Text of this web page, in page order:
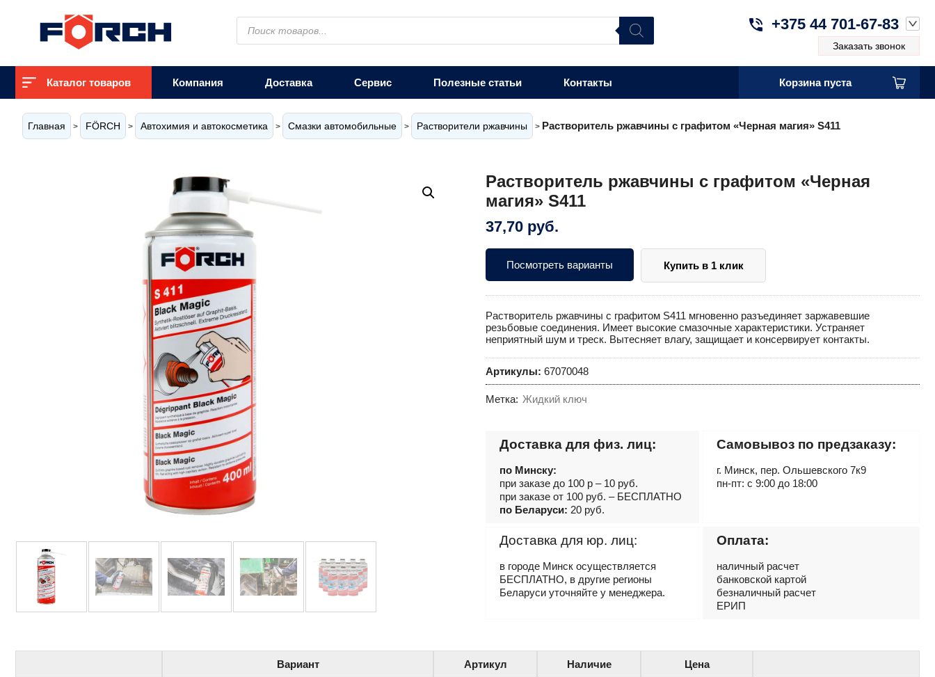
Поиск
товаров
+375 44 701-67-83
Заказать звонок
Каталог товаров Компания Доставка Сервис Полезные статьи Контакты Корзина пуста
Главная > FÖRCH > Автохимия и автокосметика > Смазки автомобильные > Растворители ржавчины > Растворитель ржавчины с графитом «Черная магия» S411
Растворитель ржавчины с графитом «Черная
магия» S411
37,70 руб.
Посмотреть варианты Купить в 1 клик
Растворитель ржавчины с графитом S411 мгновенно разъединяет заржавевшие
резьбовые соединения. Имеет высокие смазочные характеристики. Устраняет
неприятный шум и треск. Вытесняет влагу, защищает и консервирует контакты.
Артикулы: 67070048
Метка: Жидкий ключ
Доставка для физ. лиц:
по Минску:
при заказе до 100 р – 10 руб.
при заказе от 100 руб. – БЕСПЛАТНО
по Беларуси: 20 руб.
Самовывоз по предзаказу:
г. Минск, пер. Ольшевского 7к9
пн-пт: с 9:00 до 18:00
Доставка для юр. лиц:
в городе Минск осуществляется
БЕСПЛАТНО, в другие регионы
Беларуси уточняйте у менеджера.
Оплата:
наличный расчет
банковской картой
безналичный расчет
ЕРИП
Вариант Артикул Наличие Цена